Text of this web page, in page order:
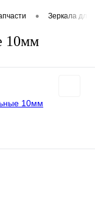
• Зеркала для
10мм